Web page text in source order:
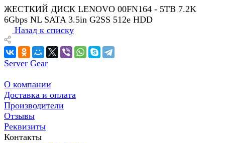
ЖЕСТКИЙ ДИСК LENOVO 00FN164 - 5TB 7.2K
6Gbps NL SATA 3.5in G2SS 512e HDD
Назад к списку
Server Gear
О компании
Доставка и оплата
Производители
Отзывы
Реквизиты
Контакты